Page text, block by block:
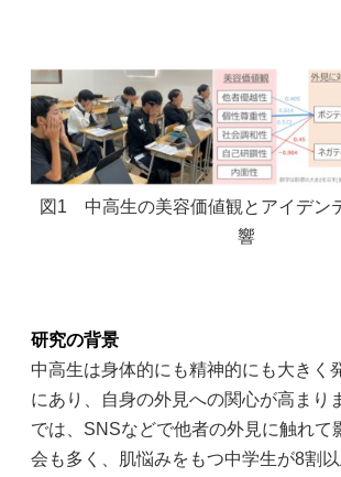
図1 中高生の美容価値観とアイデン
響
研究の背景
中高生は身体的にも精神的にも大きく
にあり、自身の外見への関心が高まり
では、SNSなどで他者の外見に触れて
会も多く、肌悩みをもつ中学生が8割